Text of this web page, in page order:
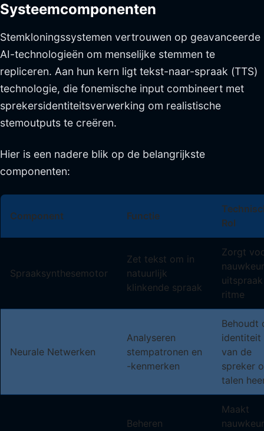
Systeemcomponenten
Stemkloningssystemen vertrouwen op geavanceerde
AI-technologieën om menselijke stemmen te
repliceren. Aan hun kern ligt tekst-naar-spraak (TTS)
technologie, die fonemische input combineert met
sprekersidentiteitsverwerking om realistische
stemoutputs te creëren.
Hier is een nadere blik op de belangrijkste
componenten:
Component Functie
Rol
Spraaksynthesemotor
Zet tekst om in
natuurlijk
klinkende spraak
Zorgt
ritme
Neurale Netwerken
Analyseren
stempatronen en
-kenmerken
Behoudt
identiteit
van de
spreker
talen
Beheren
Maakt